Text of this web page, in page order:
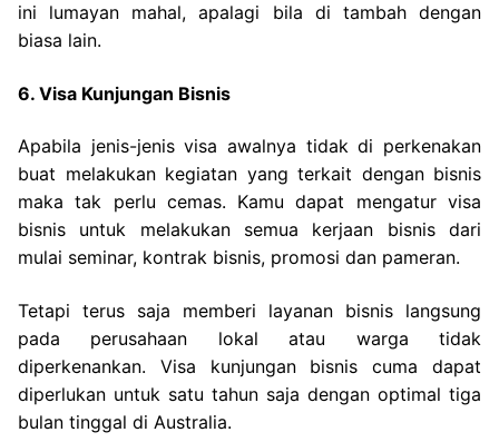
ini lumayan mahal, apalagi bila di tambah dengan
biasa lain.
6. Visa Kunjungan Bisnis
Apabila jenis-jenis visa awalnya tidak di perkenakan
buat melakukan kegiatan yang terkait dengan bisnis
maka tak perlu cemas. Kamu dapat mengatur visa
bisnis untuk melakukan semua kerjaan bisnis dari
mulai seminar, kontrak bisnis, promosi dan pameran.
Tetapi terus saja memberi layanan bisnis langsung
pada perusahaan lokal atau warga tidak
diperkenankan. Visa kunjungan bisnis cuma dapat
diperlukan untuk satu tahun saja dengan optimal tiga
bulan tinggal di Australia.